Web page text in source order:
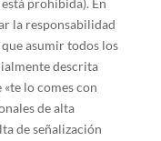
prohibida). En
la responsabilidad
asumir todos los
descrita
lo comes con
de alta
de señalización